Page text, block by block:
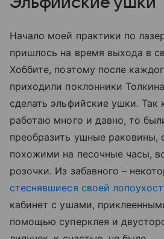
Начало моей практики по
пришлось на время выхода в
Хоббите, поэтому после
приходили поклонники
сделать эльфийские ушки. Так
работаю много и давно, то
преобразить ушные раковины,
похожими на песочные часы,
розочки. Из забавного –
стеснявшиеся своей
кабинет с ушами,
помощью суперклея и